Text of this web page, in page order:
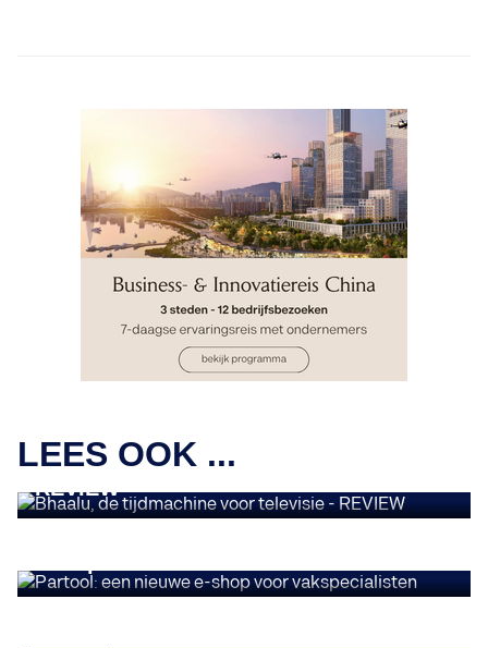
LEES OOK ...
Bhaalu, de tijdmachine voor televisie -
REVIEW
INSIGHTS
INSIGHTS